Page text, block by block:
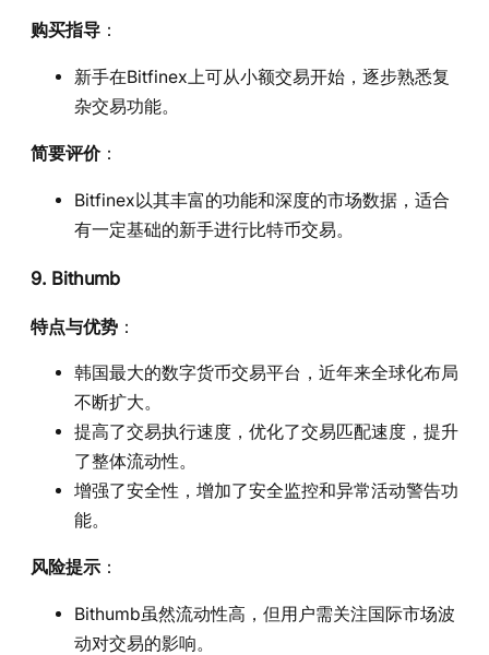
购买指导 ：
新手在Bitfinex上可从小额交易开始，逐步熟悉复
杂交易功能。
简要评价：
Bitfinex以其丰富的功能和深度的市场数据，适合
有一定基础的新手进行比特币交易。
9. Bithumb
特点与优势 ：
韩国最大的数字货币交易平台，近年来全球化布局
不断扩大。
提高了交易执行速度，优化了交易匹配速度，提升
了整体流动性。
增强了安全性，增加了安全监控和异常活动警告功
能。
风险提示 ：
Bithumb虽然流动性高，但用户需关注国际市场波
动对交易的影响。